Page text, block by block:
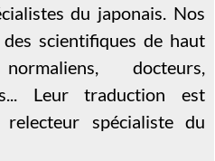
du japonais. Nos
scientifiques de haut
docteurs,
Leur traduction est
spécialiste du